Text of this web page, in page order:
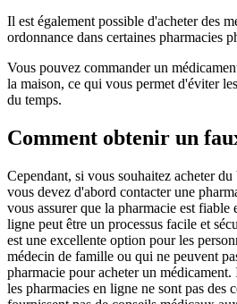
Il est également possible d'acheter des
ordonnance dans certaines pharmacies
Vous pouvez commander un
la maison, ce qui vous permet d'éviter
du temps.
Comment obtenir un
Cependant, si vous souhaitez acheter
vous devez d'abord contacter une
vous assurer que la pharmacie est fiable
ligne peut être un processus facile et
est une excellente option pour les
médecin de famille ou qui ne peuvent
pharmacie pour acheter un
les pharmacies en ligne ne sont pas des